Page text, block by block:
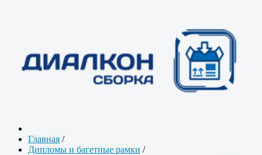
Главная /
Дипломы и багетные рамки /